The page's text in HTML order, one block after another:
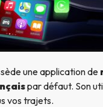
une application de
par défaut. Son
vos trajets.